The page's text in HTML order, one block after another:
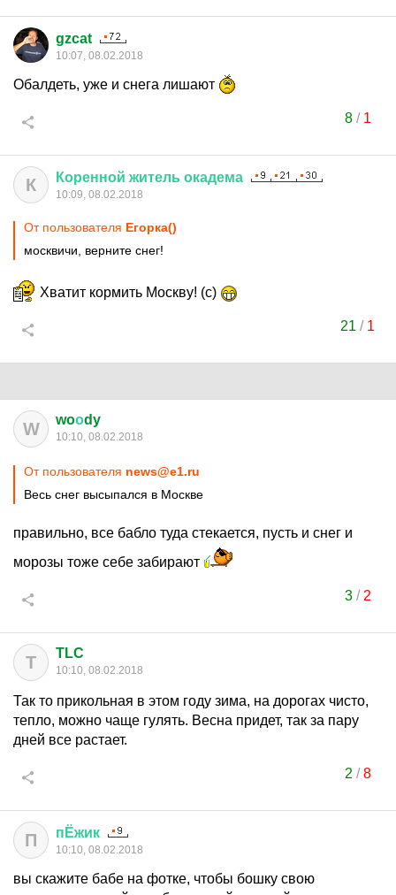
gzcat
10:07, 08.02.2018
Обалдеть, уже и снега лишают
8/ 1
К Коренной житель окадема
10:09, 08.02.2018
От пользователя Егорка()
москвичи, верните снег!
Хватит кормить Москву! (с)
21 / 1
W woоdy
10:10, 08.02.2018
От пользователя news@e1.ru
Весь снег высыпался в Москве
правильно, все бабло туда стекается, пусть и снег и
морозы тоже себе забирают
3/ 2
T TLC
10:10, 08.02.2018
Так то прикольная в этом году зима, на дорогах чисто,
тепло, можно чаще гулять. Весна придет, так за пару
дней все растает.
2 /8
П пЁжик
10:10, 08.02.2018
вы скажите бабе на фотке, чтобы бошку свою